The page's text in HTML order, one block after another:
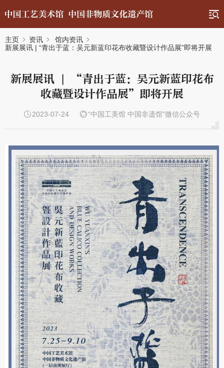
主页 资讯
馆内资讯
新展展讯 | “青出于蓝：吴元新蓝印花布收藏暨设计作品展”即将开展
新展展讯 | “青出于蓝：吴元新蓝印花布
收藏暨设计作品展”即将开展
2023-07-24 “中国工美馆 中国非遗馆”微信公众号